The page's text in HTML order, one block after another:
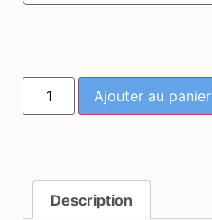
Ajouter au panier
Description